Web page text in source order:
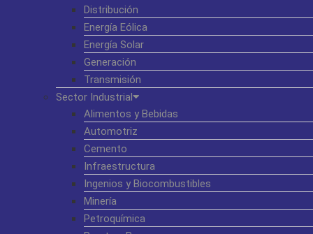
Distribución
Energía Eólica
Energía Solar
Generación
Transmisión
Sector Industrial
Alimentos y Bebidas
Automotriz
Cemento
Infraestructura
Ingenios y Biocombustibles
Minería
Petroquímica